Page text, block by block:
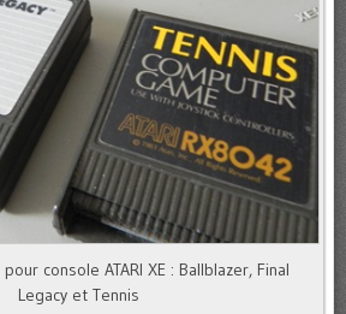
console ATARI XE : Ballblazer, Final
Legacy et Tennis